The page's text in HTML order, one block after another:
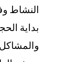
النشاط
بداية